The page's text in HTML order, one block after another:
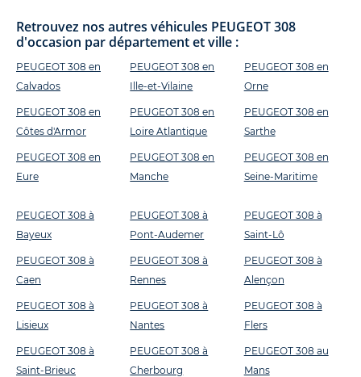
Retrouvez nos autres véhicules PEUGEOT 308
d'occasion par département et ville :
PEUGEOT 308 en
Calvados
PEUGEOT 308 en
Côtes d'Armor
PEUGEOT 308 en
Eure
PEUGEOT 308 en
Ille-et-Vilaine
PEUGEOT 308 en
Loire Atlantique
PEUGEOT 308 en
Manche
PEUGEOT 308 en
Orne
PEUGEOT 308 en
Sarthe
PEUGEOT 308 en
Seine-Maritime
PEUGEOT 308 à
Bayeux
PEUGEOT 308 à
Caen
PEUGEOT 308 à
Lisieux
PEUGEOT 308 à
Saint-Brieuc
PEUGEOT 308 à
Pont-Audemer
PEUGEOT 308 à
Rennes
PEUGEOT 308 à
Nantes
PEUGEOT 308 à
Cherbourg
PEUGEOT 308 à
Saint-Lô
PEUGEOT 308 à
Alençon
PEUGEOT 308 à
Flers
PEUGEOT 308 au
Mans